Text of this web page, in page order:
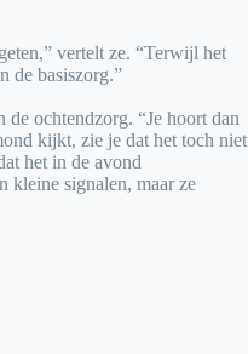
vertelt ze. “Terwijl het
de basiszorg.”
de ochtendzorg. “Je hoort dan
kijkt, zie je dat het toch niet
het in de avond
signalen, maar ze